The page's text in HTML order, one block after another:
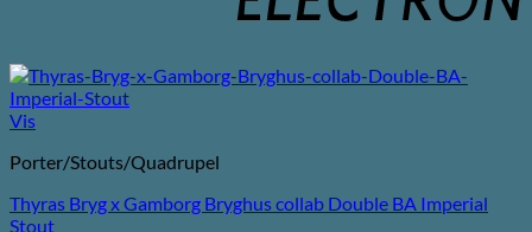
Vis
Porter/Stouts/Quadrupel
Thyras Bryg x Gamborg Bryghus collab Double BA Imperial
Stout